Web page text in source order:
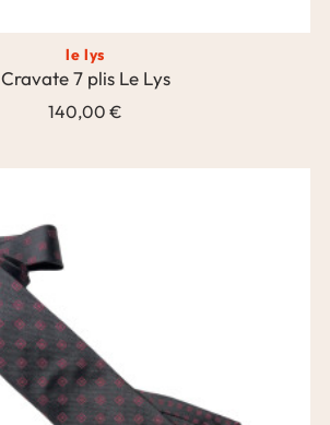
le lys
Cravate 7 plis Le Lys
140,00 €